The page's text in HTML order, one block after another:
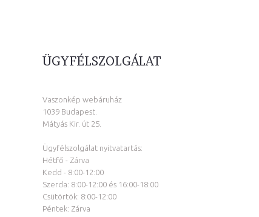
ÜGYFÉLSZOLGÁLAT
Vaszonkép webáruház
1039 Budapest.
Mátyás Kir. út 25.
Ügyfélszolgálat nyitvatartás:
Hétfő - Zárva
Kedd - 8:00-12:00
Szerda: 8:00-12:00 és 16:00-18:00
Csütörtök: 8:00-12:00
Péntek: Zárva